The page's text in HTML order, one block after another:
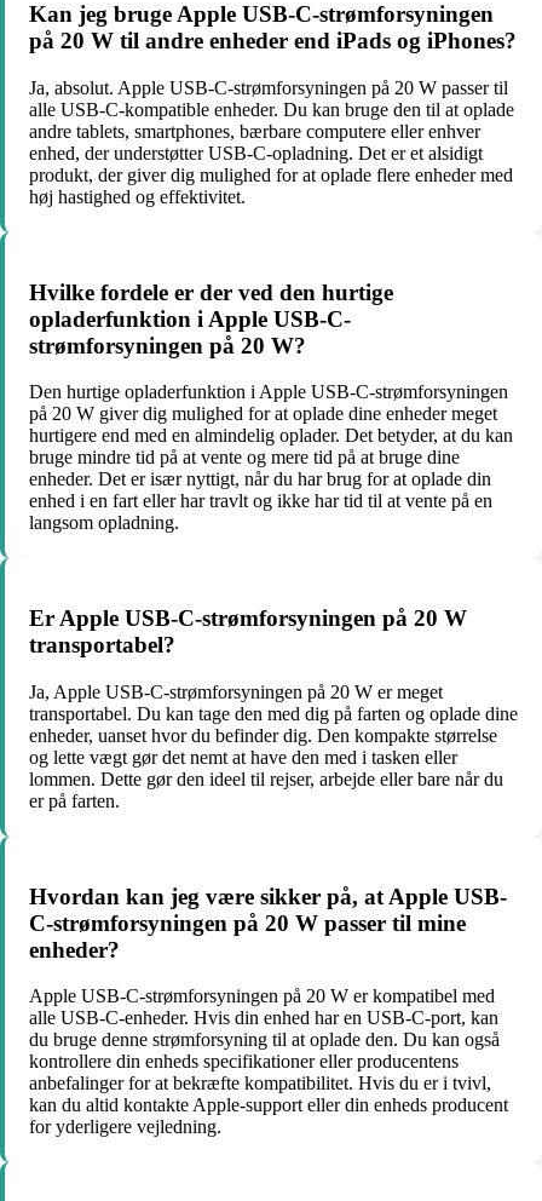
Kan jeg bruge Apple USB-C-strømforsyningen
på 20 W til andre enheder end iPads og iPhones?
Ja, absolut. Apple USB-C-strømforsyningen på 20 W passer til
alle USB-C-kompatible enheder. Du kan bruge den til at oplade
andre tablets, smartphones, bærbare computere eller enhver
enhed, der understøtter USB-C-opladning. Det er et alsidigt
produkt, der giver dig mulighed for at oplade flere enheder med
høj hastighed og effektivitet.
Hvilke fordele er der ved den hurtige
opladerfunktion i Apple USB-C-
strømforsyningen på 20 W?
Den hurtige opladerfunktion i Apple USB-C-strømforsyningen
på 20 W giver dig mulighed for at oplade dine enheder meget
hurtigere end med en almindelig oplader. Det betyder, at du kan
bruge mindre tid på at vente og mere tid på at bruge dine
enheder. Det er især nyttigt, når du har brug for at oplade din
enhed i en fart eller har travlt og ikke har tid til at vente på en
langsom opladning.
Er Apple USB-C-strømforsyningen på 20 W
transportabel?
Ja, Apple USB-C-strømforsyningen på 20 W er meget
transportabel. Du kan tage den med dig på farten og oplade dine
enheder, uanset hvor du befinder dig. Den kompakte størrelse
og lette vægt gør det nemt at have den med i tasken eller
lommen. Dette gør den ideel til rejser, arbejde eller bare når du
er på farten.
Hvordan kan jeg være sikker på, at Apple USB-
C-strømforsyningen på 20 W passer til mine
enheder?
Apple USB-C-strømforsyningen på 20 W er kompatibel med
alle USB-C-enheder. Hvis din enhed har en USB-C-port, kan
du bruge denne strømforsyning til at oplade den. Du kan også
kontrollere din enheds specifikationer eller producentens
anbefalinger for at bekræfte kompatibilitet. Hvis du er i tvivl,
kan du altid kontakte Apple-support eller din enheds producent
for yderligere vejledning.